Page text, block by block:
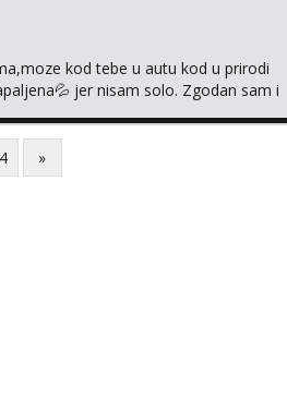
kod tebe u autu kod u prirodi
jer nisam solo. Zgodan sam i
»